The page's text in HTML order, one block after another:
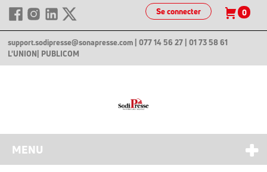
Se connecter 0
support.sodipresse@sonapresse.com | 077 14 56 27 | 01 73 58 61
L'UNION | PUBLICOM
MENU